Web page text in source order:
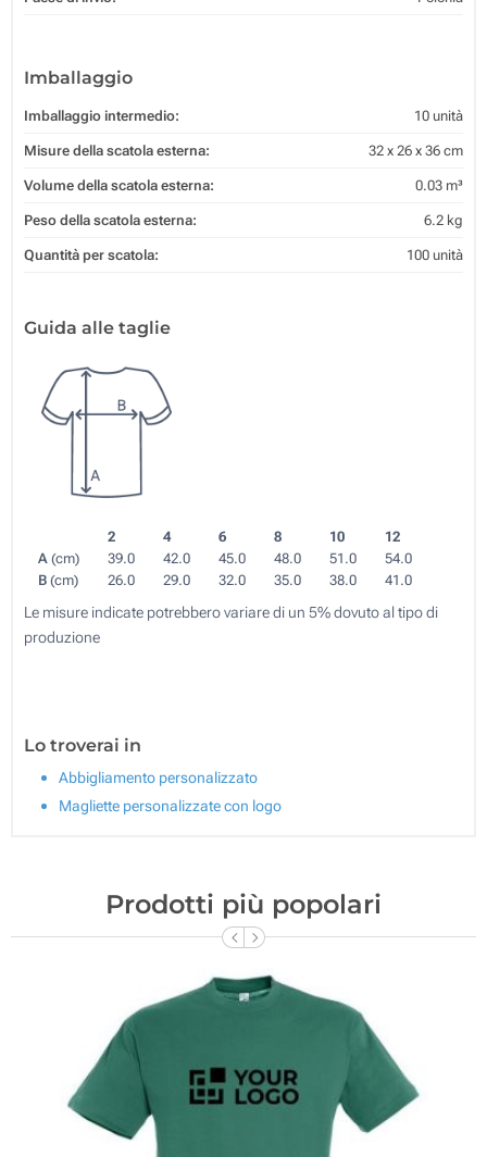
Imballaggio
Imballaggio intermedio: 10 unità
Misure della scatola esterna: 32 x 26 x 36 cm
Volume della scatola esterna: 0.03 m³
Peso della scatola esterna: 6.2 kg
Quantità per scatola: 100 unità
Guida alle taglie
2 4 6 8 10
12
A (cm) 39.0 42.0 45.0 48.0 51.0
54.0
B (cm) 26.0 29.0 32.0 35.0 38.0 41.0
Le misure indicate potrebbero variare di un 5% dovuto al tipo di
produzione
Lo troverai in
Abbigliamento personalizzato
Magliette personalizzate con logo
Prodotti più popolari